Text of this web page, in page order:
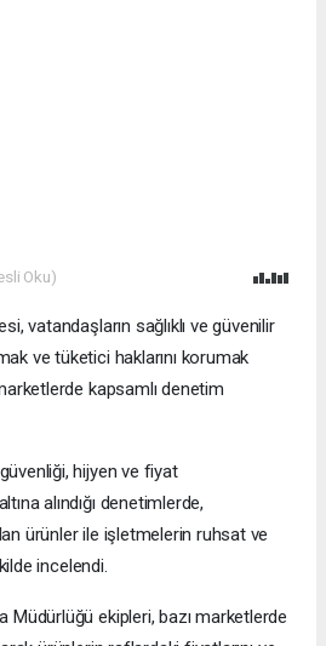
Oku)
vatandaşların sağlıklı ve güvenilir
ve tüketici haklarını korumak
kapsamlı denetim
hijyen ve fiyat
alındığı denetimlerde,
ürünler ile işletmelerin ruhsat ve
incelendi.
Müdürlüğü ekipleri, bazı marketlerde